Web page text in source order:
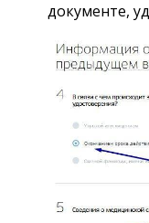
документе,